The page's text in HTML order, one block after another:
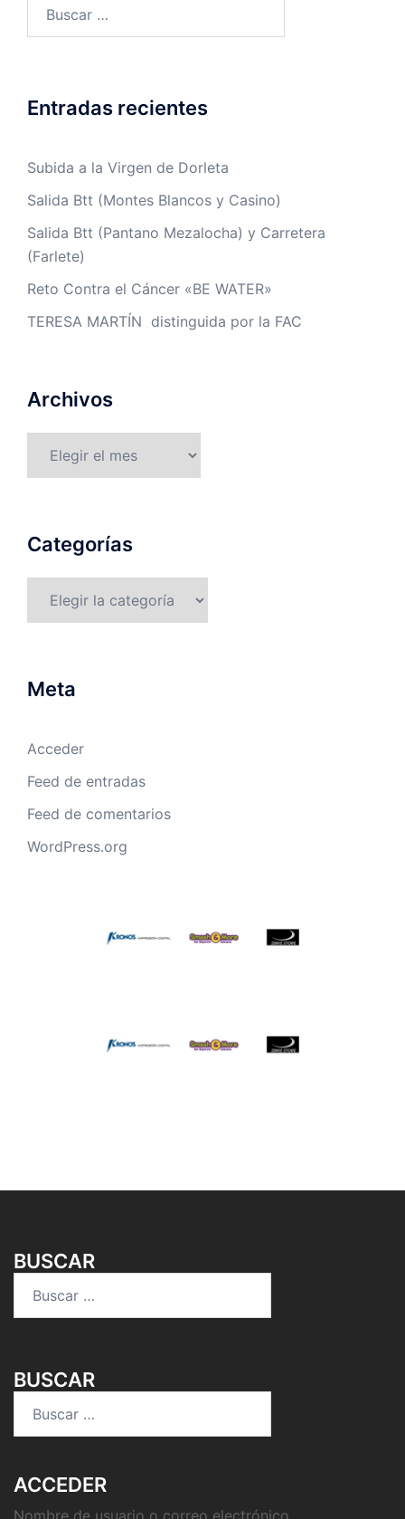
Entradas recientes
Subida a la Virgen de Dorleta
Salida Btt (Montes Blancos y Casino)
Salida Btt (Pantano Mezalocha) y Carretera
(Farlete)
Reto Contra el Cáncer «BE WATER»
TERESA MARTÍN distinguida por la FAC
Archivos
Categorías
Meta
Acceder
Feed de entradas
Feed de comentarios
WordPress.org
BUSCAR
BUSCAR
ACCEDER
Nombre de usuario o correo electrónico